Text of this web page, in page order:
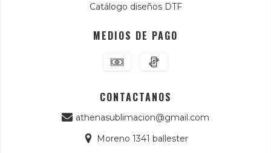
Catálogo diseños DTF
MEDIOS DE PAGO
CONTACTANOS
athenasublimacion@gmail.com
Moreno 1341 ballester